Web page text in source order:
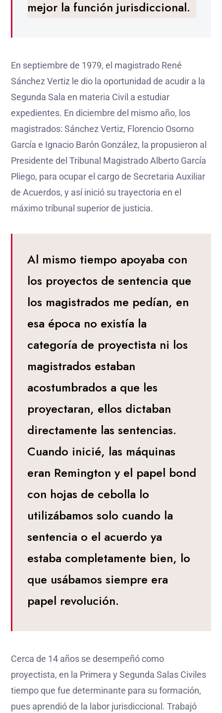
mejor la función jurisdiccional.
En septiembre de 1979, el magistrado René
Sánchez Vertiz le dio la oportunidad de acudir a la
Segunda Sala en materia Civil a estudiar
expedientes. En diciembre del mismo año, los
magistrados: Sánchez Vertiz, Florencio Osorno
García e Ignacio Barón González, la propusieron al
Presidente del Tribunal Magistrado Alberto García
Pliego, para ocupar el cargo de Secretaria Auxiliar
de Acuerdos, y así inició su trayectoria en el
máximo tribunal superior de justicia.
Al mismo tiempo apoyaba con
los proyectos de sentencia que
los magistrados me pedían, en
esa época no existía la
categoría de proyectista ni los
magistrados estaban
acostumbrados a que les
proyectaran, ellos dictaban
directamente las sentencias.
Cuando inicié, las máquinas
eran Remington y el papel bond
con hojas de cebolla lo
utilizábamos solo cuando la
sentencia o el acuerdo ya
estaba completamente bien, lo
que usábamos siempre era
papel revolución.
Cerca de 14 años se desempeñó como
proyectista, en la Primera y Segunda Salas Civiles
tiempo que fue determinante para su formación,
pues aprendió de la labor jurisdiccional. Trabajó